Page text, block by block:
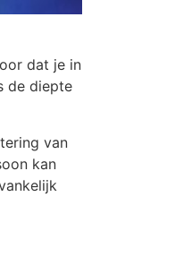
dat je in
de diepte
van
kan